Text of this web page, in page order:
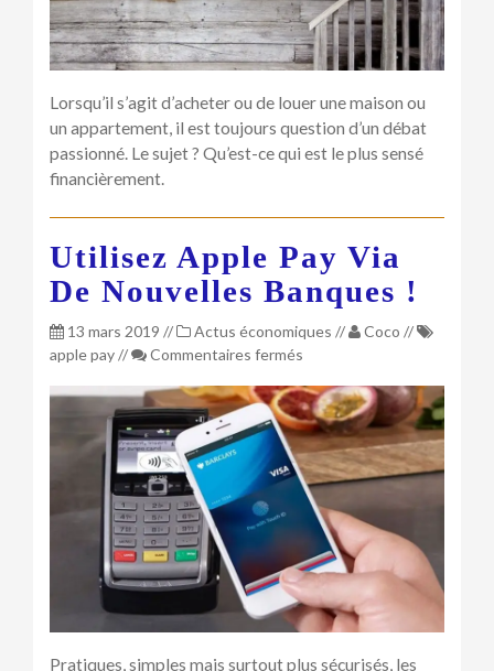
Lorsqu’il s’agit d’acheter ou de louer une maison ou
un appartement, il est toujours question d’un débat
passionné. Le sujet ? Qu’est-ce qui est le plus sensé
financièrement.
Utilisez Apple Pay Via
De Nouvelles Banques !
13 mars 2019 // Actus économiques // Coco //
apple pay// Commentaires fermés
Apple
Pay
via
de
nouvelles
banques
!
Pratiques, simples mais surtout plus sécurisés, les